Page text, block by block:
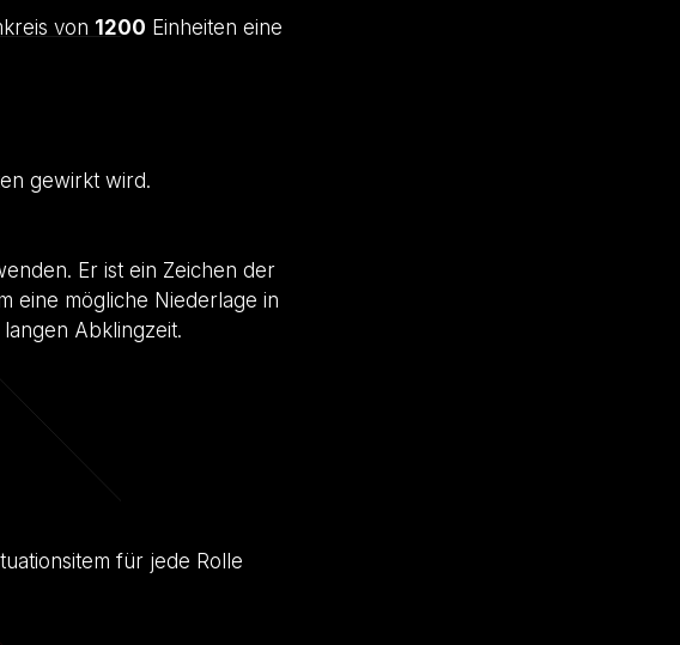
von 1200 Einheiten eine
gewirkt wird.
Er ist ein Zeichen der
eine mögliche Niederlage in
Abklingzeit.
für jede Rolle